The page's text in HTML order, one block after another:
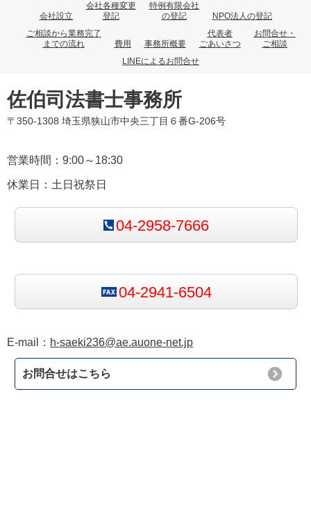
会社設立
会社各種変更
登記
特例有限会社
の登記
NPO法人の登記
ご相談から業務完了
までの流れ
費用 事務所概要
代表者
ごあいさつ
お問合せ・
ご相談
LINEによるお問合せ
佐伯司法書士事務所
〒350-1308 埼玉県狭山市中央三丁目６番G-206号
営業時間：9:00～18:30
休業日：土日祝祭日
04-2958-7666
04-2941-6504
E-mail： h-saeki236@ae.auone-net.jp
お問合せはこちら